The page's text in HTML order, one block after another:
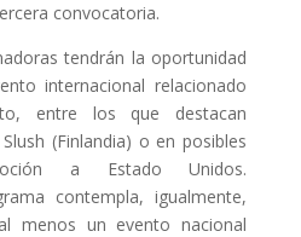
convocatoria.
tendrán la oportunidad
internacional relacionado
entre los que destacan
(Finlandia) o en posibles
a Estado Unidos.
contempla, igualmente,
menos un evento nacional